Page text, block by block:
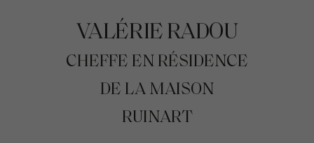
VALÉRIE RADOU
CHEFFE EN RÉSIDENCE
DE LA MAISON
RUINART